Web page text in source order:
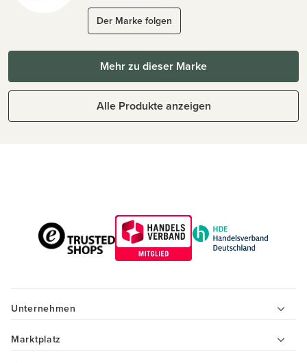
Der Marke folgen
Mehr zu dieser Marke
Alle Produkte anzeigen
Unternehmen
Marktplatz